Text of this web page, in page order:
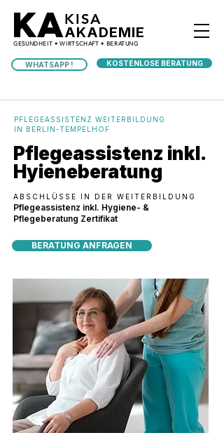
KAKISA
AKADEMIE
GESUNDHEIT • WIRTSCHAFT • BERATUNG
WHATSAPP ! KOSTENLOSE BERATUNG
PFLEGEASSISTENZ WEITERBILDUNG
IN BERLIN-TEMPELHOF
Pflegeassistenz inkl.
Hyieneberatung
ABSCHLÜSSE IN DER WEITERBILDUNG
Pflegeassistenz inkl. Hygiene- &
Pflegeberatung Zertifikat
BERATUNG ANFRAGEN